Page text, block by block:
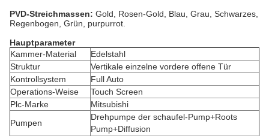
PVD-Streichmassen: Gold, Rosen-Gold, Blau, Grau, Schwarzes,
Regenbogen, Grün, purpurrot.
Hauptparameter
Kammer-Material
Edelstahl
Struktur
Vertikale einzelne vordere offene Tür
Kontrollsystem
Full Auto
Operations-Weise
Touch Screen
Plc-Marke
Mitsubishi
Pumpen
Drehpumpe der schaufel-Pump+Roots
Pump+Diffusion